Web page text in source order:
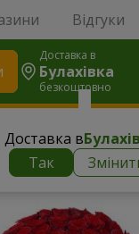
Відгуки
Доставка в
Булахівка
безкоштовно
Доставка в
Так
букет